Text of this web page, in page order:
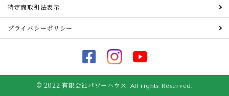
特定商取引法表示
プライバシーポリシー
© 2022 有限会社パワーハウス. All rights Reserved.